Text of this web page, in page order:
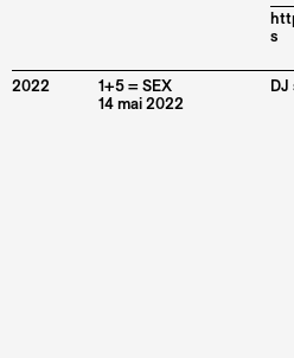
s
2022
1+5 = SEX
14 mai 2022
DJ